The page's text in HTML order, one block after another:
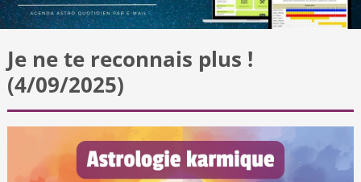
Je ne te reconnais plus !
(4/09/2025)